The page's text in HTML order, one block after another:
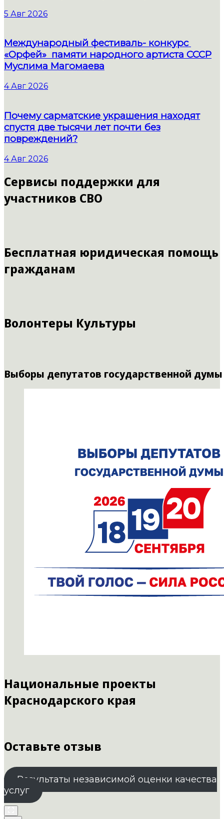
5 Авг 2026
Международный фестиваль- конкурс
«Орфей» памяти народного артиста СССР
Муслима Магомаева
4 Авг 2026
Почему сарматские украшения находят
спустя две тысячи лет почти без
повреждений?
4 Авг 2026
Сервисы поддержки для
участников СВО
Бесплатная юридическая помощь
гражданам
Волонтеры Культуры
Выборы депутатов государственной думы
Национальные проекты
Краснодарского края
Оставьте отзыв
Результаты независимой оценки качества
услуг